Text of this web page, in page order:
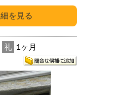
礼 1ヶ月